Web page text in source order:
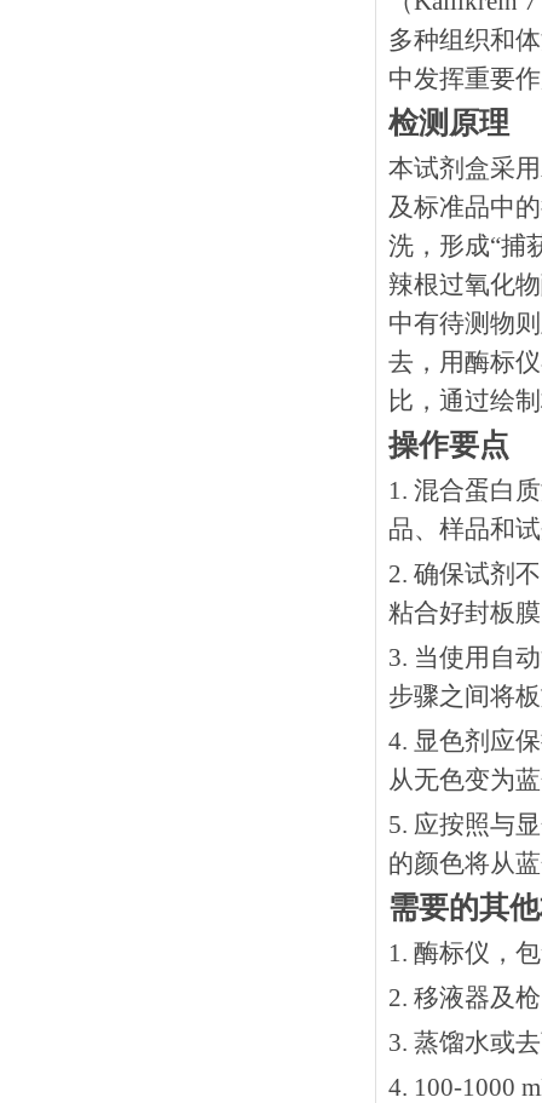
多种组织和
中发挥重要
检测原理
本试剂盒采
及标准品中
洗，形成“捕
辣根过氧化
中有待测物
去，用酶标
比，通过绘
操作要点
1. 混合蛋白
品、样品和
2. 确保试剂
粘合好封板
3. 当使用自
步骤之间将
4. 显色剂应
从无色变为
5. 应按照与
的颜色将从
需要的其
1. 酶标仪，
2. 移液器及
3. 蒸馏水或
4. 100-1000